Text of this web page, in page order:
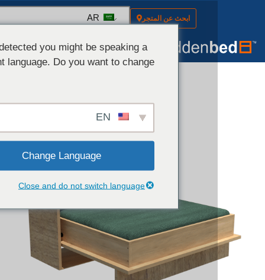
AR
We've detected you might be speaking a
different language. Do you want to change
Change Language
Close and do not switch language